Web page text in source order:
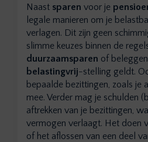
Naast sparen voor je
legale manieren om je
verlagen. Dit zijn geen
slimme keuzes binnen de
duurzaamsparen of
belastingvrij-stelling geldt.
bepaalde bezittingen, zoals je
mee. Verder mag je schulden
aftrekken van je bezittingen,
vermogen verlaagt. Het doen
of het aflossen van een deel